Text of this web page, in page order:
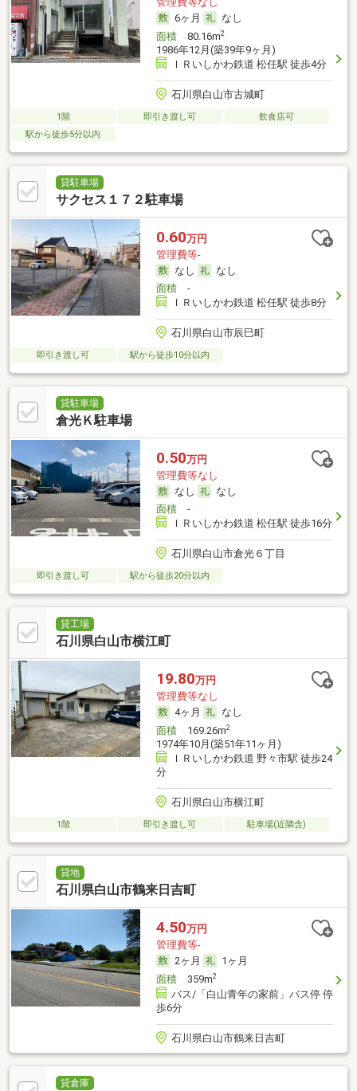
6ヶ月
なし
面積80.16m2
1986年12月(築39年9ヶ月)
ＩＲいしかわ鉄道 松任駅 徒歩4分
石川県白山市古城町
1階 即引き渡し可
飲食店可
駅から徒歩5分以内
貸駐車場
サクセス１７２駐車場
0.60万円
管理費等-
なし
なし
面積-
ＩＲいしかわ鉄道 松任駅 徒歩8分
石川県白山市辰巳町
即引き渡し可 駅から徒歩10分以内
貸駐車場
倉光Ｋ駐車場
0.50万円
管理費等なし
なし
なし
面積-
ＩＲいしかわ鉄道 松任駅 徒歩16分
石川県白山市倉光６丁目
即引き渡し可 駅から徒歩20分以内
貸工場
石川県白山市横江町
19.80万円
管理費等なし
4ヶ月
なし
面積169.26m2
1974年10月(築51年11ヶ月)
ＩＲいしかわ鉄道 野々市駅 徒歩24
分
石川県白山市横江町
1階 即引き渡し可 駐車場(近隣含)
貸地
石川県白山市鶴来日吉町
4.50万円
管理費等-
2ヶ月
1ヶ月
面積359m2
バス/「白山青年の家前」バス停 停
歩6分
石川県白山市鶴来日吉町
貸倉庫